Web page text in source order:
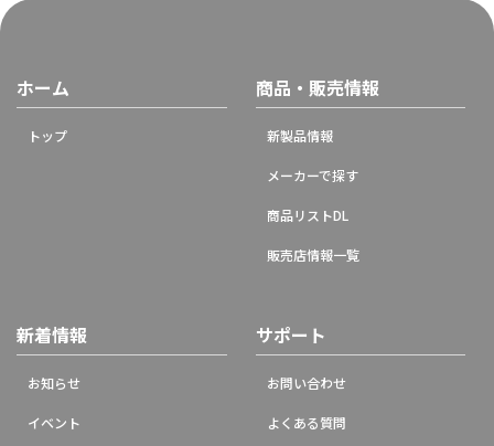
ホーム
トップ
商品・販売情報
新製品情報
メーカーで探す
商品リストDL
販売店情報一覧
新着情報
お知らせ
イベント
サポート
お問い合わせ
よくある質問